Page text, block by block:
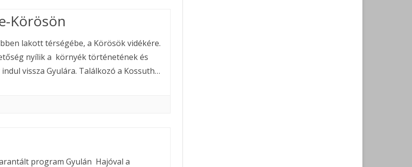
Körösön
lakott térségébe, a Körösök vidékére.
nyílik a környék történetének és
vissza Gyulára. Találkozó a Kossuth…
program Gyulán Hajóval a